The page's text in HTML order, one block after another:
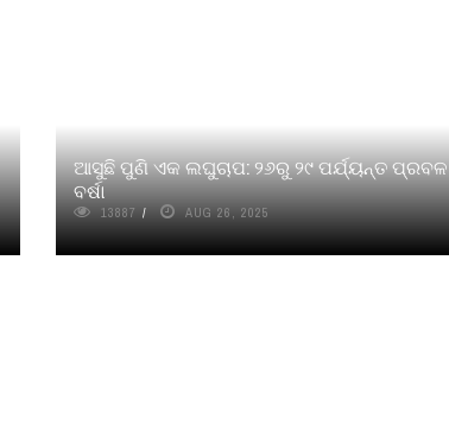
ଆସୁଛି ପୁଣି ଏକ ଲଘୁଚାପ: ୨୬ରୁ ୨୯ ପର୍ଯ୍ୟନ୍ତ ପ୍ରବଳ
ବର୍ଷା
13887 AUG 26, 2025